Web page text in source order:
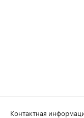
Контактная